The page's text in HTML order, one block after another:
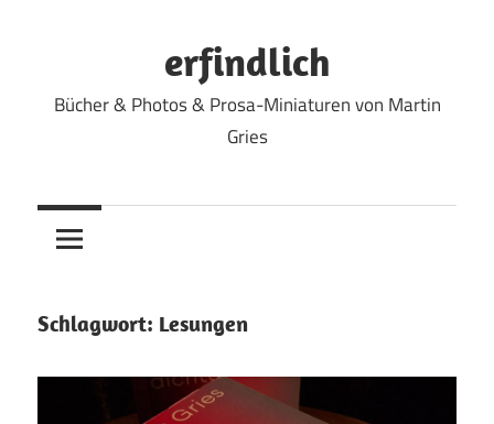
erfindlich
Bücher & Photos & Prosa-Miniaturen von Martin
Gries
Schlagwort: Lesungen